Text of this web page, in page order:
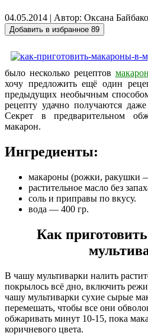
04.05.2014 | Автор: Оксана
Добавить в избранное 89
было несколько рецептов
хочу предложить ещё один
предыдущих необычным
рецепту удачно получаются
Секрет в предварительном
макарон.
Ингредиенты:
макароны (рожки, ракушки
растительное масло без
соль и приправы по вкусу.
вода — 400 гр.
Как
В чашу мультиварки налить
покрылось всё дно, включить
чашу мультиварки сухие сырые
перемешать, чтобы все они
обжаривать минут 10-15, пока
коричневого цвета.